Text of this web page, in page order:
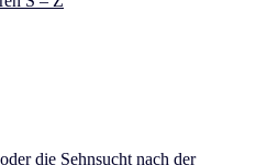
die Sehnsucht nach der